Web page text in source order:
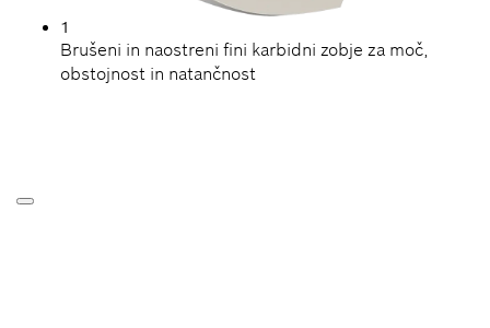
1
Brušeni in naostreni fini karbidni zobje za moč,
obstojnost in natančnost